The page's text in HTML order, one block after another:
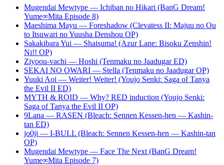
Mugendai Mewtype — Ichiban no Hikari (BanG Dream!
Yume∞Mita Episode 8)
Maeshima Mayu — Foreshadow (Clevatess II: Majuu no Ou
to Itsuwari no Yuusha Denshou OP)
Sakakibara Yui — Shaisuma! (Azur Lane: Bisoku Zenshin!
Ni!! OP)
Ziyoou-vachi — Hoshi (Tenmaku no Jaadugar ED)
SEKAI NO OWARI — Stella (Tenmaku no Jaadugar OP)
Yuuki Aoi — Weiter! Weiter! (Youjo Senki: Saga of Tanya
the Evil II ED)
MYTH & ROID — Why? RED induction (Youjo Senki:
Saga of Tanya the Evil II OP)
9Lana — RASEN (Bleach: Sennen Kessen-hen — Kashin-
tan ED)
jo0ji — I-BULL (Bleach: Sennen Kessen-hen — Kashin-tan
OP)
Mugendai Mewtype — Face The Next (BanG Dream!
Yume∞Mita Episode 7)